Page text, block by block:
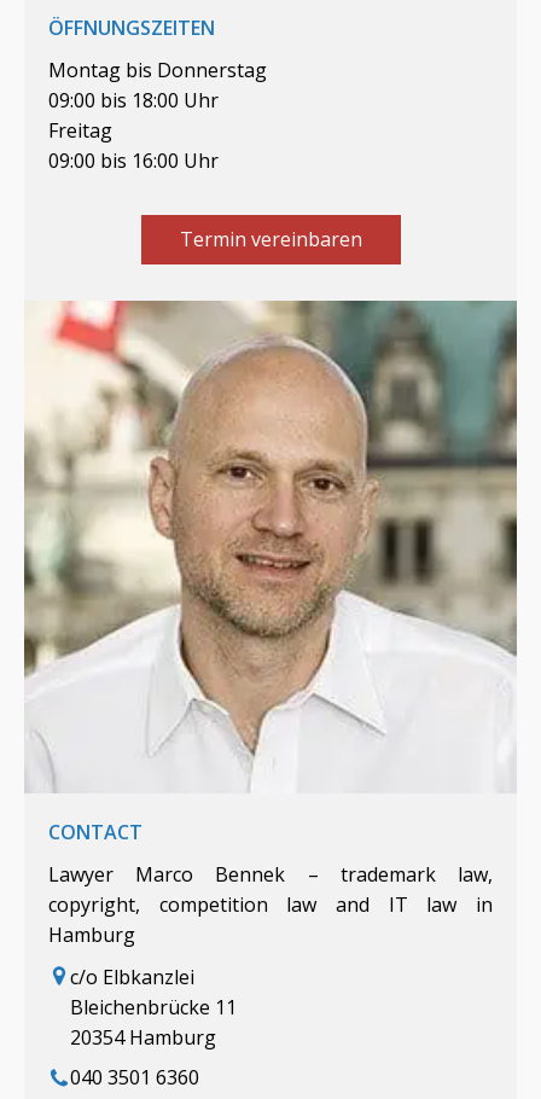
ÖFFNUNGSZEITEN
Montag bis Donnerstag
09:00 bis 18:00 Uhr
Freitag
09:00 bis 16:00 Uhr
Termin vereinbaren
CONTACT
Lawyer Marco Bennek – trademark law,
copyright, competition law and IT law in
Hamburg
c/o Elbkanzlei
Bleichenbrücke 11
20354 Hamburg
040 3501 6360